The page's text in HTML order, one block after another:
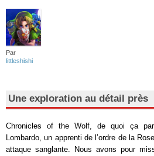
Par
littleshishi
Une exploration au détail près
Chronicles of the Wolf, de quoi ça
Lombardo, un apprenti de l’ordre de la
attaque sanglante. Nous avons pour